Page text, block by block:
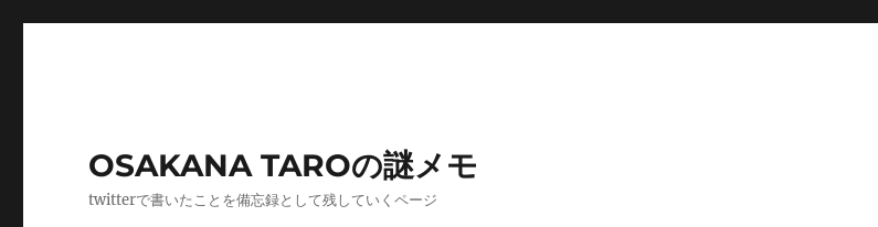
OSAKANA TAROの謎メモ
twitterで書いたことを備忘録として残していくページ